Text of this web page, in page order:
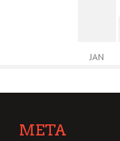
JAN
META